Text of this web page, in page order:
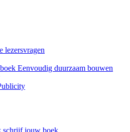
lezersvragen
Eenvoudig duurzaam bouwen
schrijf jouw boek